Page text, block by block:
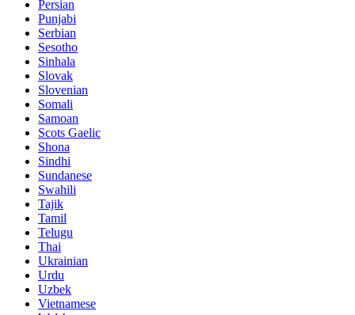
Persian
Punjabi
Serbian
Sesotho
Sinhala
Slovak
Slovenian
Somali
Samoan
Scots Gaelic
Shona
Sindhi
Sundanese
Swahili
Tajik
Tamil
Telugu
Thai
Ukrainian
Urdu
Uzbek
Vietnamese